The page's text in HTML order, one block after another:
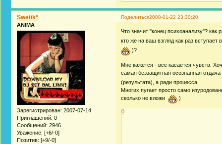
Поделиться2008-01-22 23:30:20
Swetik*
ANIMA
Зарегистрирован: 2007-07-14
Приглашений: 0
Сообщений: 2946
Уважение: [+6/-0]
Позитив: [+9/-0]
Что значит "конец психоанализу"?
кто же на ваш взгляд как раз
)?
Мне кажется - все касается чувств.
самая беззащитная осознанная
(результата), а ради процесса.
Многих пугает просто само
сколько не вложи
)
0